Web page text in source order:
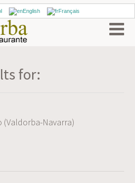
English Français
for:
(Valdorba-Navarra)